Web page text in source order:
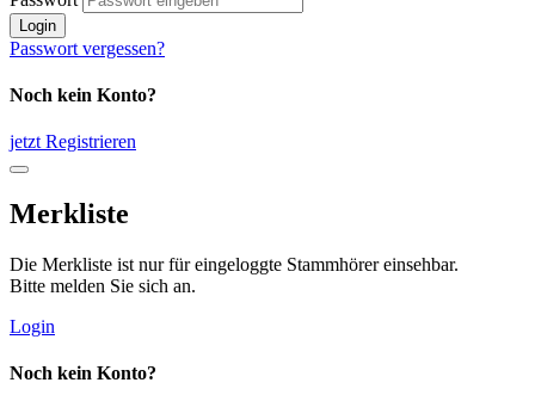
Login
Passwort vergessen?
Noch kein Konto?
jetzt Registrieren
Merkliste
Die Merkliste ist nur für eingeloggte Stammhörer einsehbar.
Bitte melden Sie sich an.
Login
Noch kein Konto?